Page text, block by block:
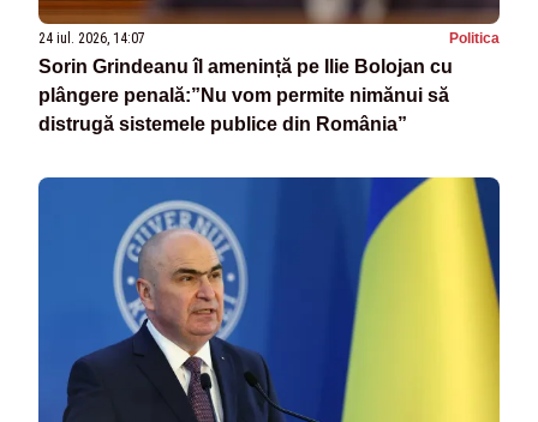
24 iul. 2026, 14:07 Politica
Sorin Grindeanu îl amenință pe Ilie Bolojan cu
plângere penală:”Nu vom permite nimănui să
distrugă sistemele publice din România”